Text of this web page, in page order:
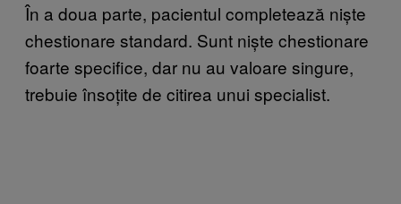
În a doua parte, pacientul completează niște
chestionare standard. Sunt niște chestionare
foarte specifice, dar nu au valoare singure,
trebuie însoțite de citirea unui specialist.